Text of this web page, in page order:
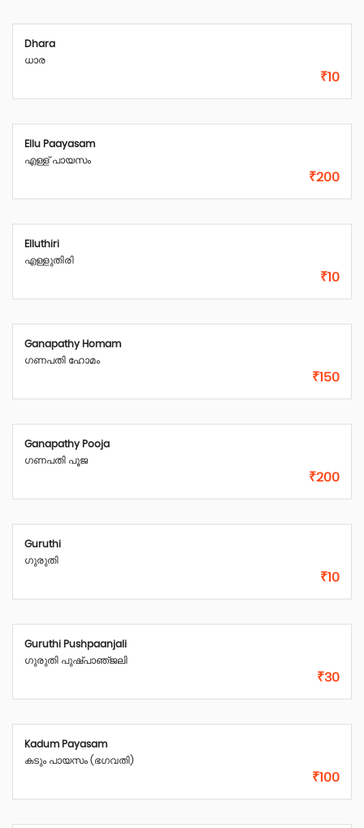
Dhara
ധാര
₹10
Ellu Paayasam
എള്ള് പായസം
₹200
Elluthiri
എള്ളുതിരി
₹10
Ganapathy Homam
ഗണപതി ഹോമം
₹150
Ganapathy Pooja
ഗണപതി പൂജ
₹200
Guruthi
ഗുരുതി
₹10
Guruthi Pushpaanjali
ഗുരുതി പുഷ്‌പാഞ്‌ജലി
₹30
Kadum Payasam
കടും പായസം (ഭഗവതി)
₹100